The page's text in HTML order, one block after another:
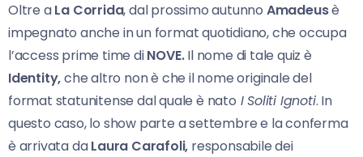
Oltre aLa Corrida, dal prossimo autunno Amadeusè
impegnato anche in un format quotidiano, che occupa
l’access prime time diNOVE.Il nome di tale quiz è
Identity,che altro non è che il nome originale del
format statunitense dal quale è nato I Soliti Ignoti. In
questo caso, lo show parte a settembre e la conferma
è arrivata daLaura Carafoli, responsabile dei